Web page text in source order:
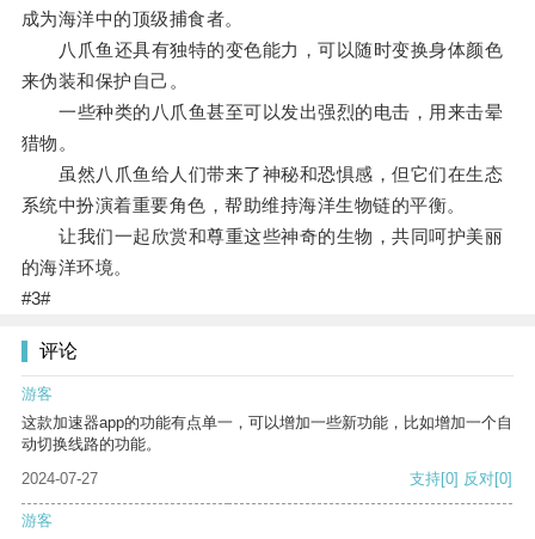
成为海洋中的顶级捕食者。
八爪鱼还具有独特的变色能力，可以随时变换身体颜色
来伪装和保护自己。
一些种类的八爪鱼甚至可以发出强烈的电击，用来击晕
猎物。
虽然八爪鱼给人们带来了神秘和恐惧感，但它们在生态
系统中扮演着重要角色，帮助维持海洋生物链的平衡。
让我们一起欣赏和尊重这些神奇的生物，共同呵护美丽
的海洋环境。
#3#
评论
游客
这款加速器app的功能有点单一，可以增加一些新功能，比如增加一个自
动切换线路的功能。
2024-07-27
支持[0] 反对[0]
游客